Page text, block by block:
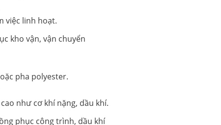
việc linh hoạt.
pha polyester.
như cơ khí nặng, dầu khí.